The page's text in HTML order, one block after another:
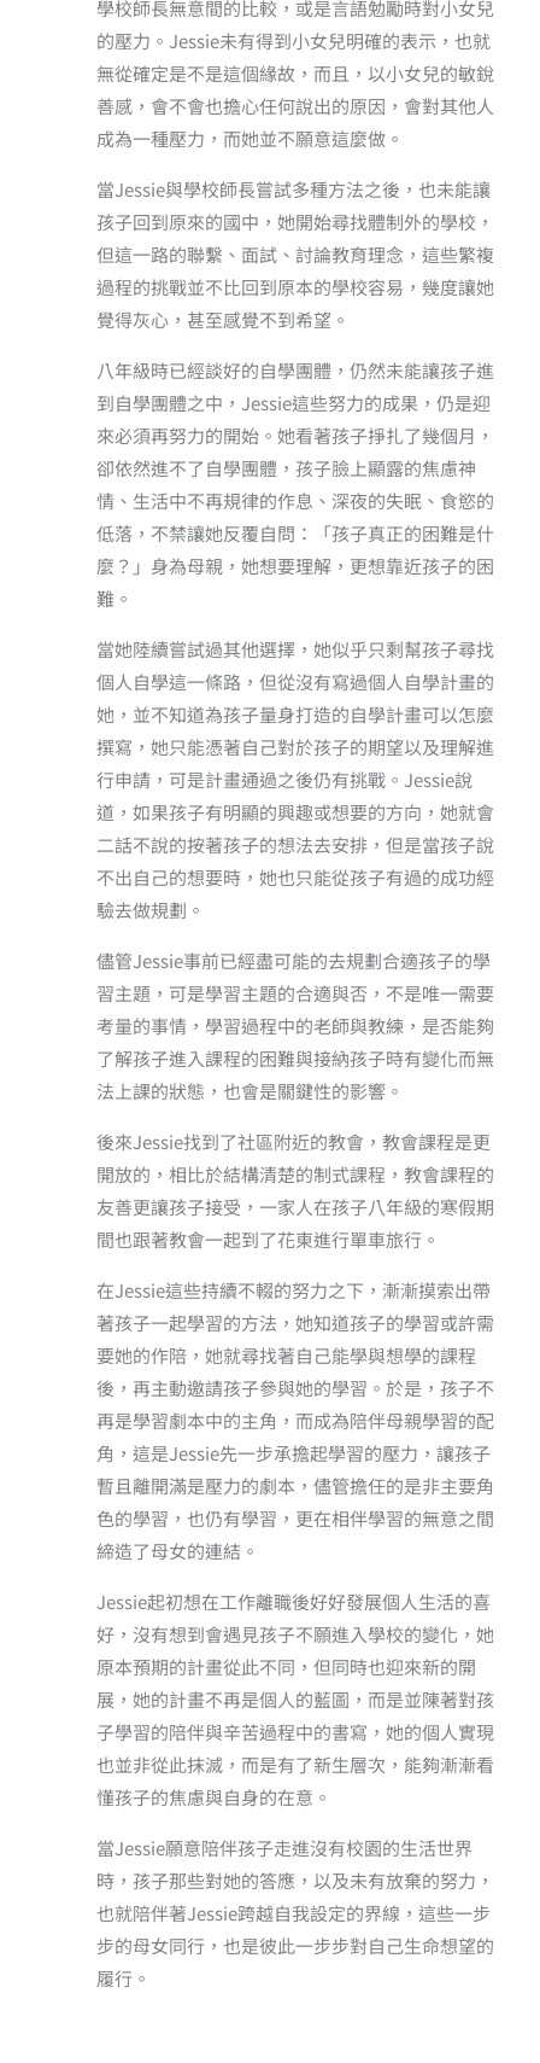
學校師長無意間的比較，或是言語勉勵時對小女兒
的壓力。Jessie未有得到小女兒明確的表示，也就
無從確定是不是這個緣故，而且，以小女兒的敏銳
善感，會不會也擔心任何說出的原因，會對其他人
成為一種壓力，而她並不願意這麼做。
當Jessie與學校師長嘗試多種方法之後，也未能讓
孩子回到原來的國中，她開始尋找體制外的學校，
但這一路的聯繫、面試、討論教育理念，這些繁複
過程的挑戰並不比回到原本的學校容易，幾度讓她
覺得灰心，甚至感覺不到希望。
八年級時已經談好的自學團體，仍然未能讓孩子進
到自學團體之中，Jessie這些努力的成果，仍是迎
來必須再努力的開始。她看著孩子掙扎了幾個月，
卻依然進不了自學團體，孩子臉上顯露的焦慮神
情、生活中不再規律的作息、深夜的失眠、食慾的
低落，不禁讓她反覆自問：「孩子真正的困難是什
麼？」身為母親，她想要理解，更想靠近孩子的困
難。
當她陸續嘗試過其他選擇，她似乎只剩幫孩子尋找
個人自學這一條路，但從沒有寫過個人自學計畫的
她，並不知道為孩子量身打造的自學計畫可以怎麼
撰寫，她只能憑著自己對於孩子的期望以及理解進
行申請，可是計畫通過之後仍有挑戰。Jessie說
道，如果孩子有明顯的興趣或想要的方向，她就會
二話不說的按著孩子的想法去安排，但是當孩子說
不出自己的想要時，她也只能從孩子有過的成功經
驗去做規劃。
儘管Jessie事前已經盡可能的去規劃合適孩子的學
習主題，可是學習主題的合適與否，不是唯一需要
考量的事情，學習過程中的老師與教練，是否能夠
了解孩子進入課程的困難與接納孩子時有變化而無
法上課的狀態，也會是關鍵性的影響。
後來Jessie找到了社區附近的教會，教會課程是更
開放的，相比於結構清楚的制式課程，教會課程的
友善更讓孩子接受，一家人在孩子八年級的寒假期
間也跟著教會一起到了花東進行單車旅行。
在Jessie這些持續不輟的努力之下，漸漸摸索出帶
著孩子一起學習的方法，她知道孩子的學習或許需
要她的作陪，她就尋找著自己能學與想學的課程
後，再主動邀請孩子參與她的學習。於是，孩子不
再是學習劇本中的主角，而成為陪伴母親學習的配
角，這是Jessie先一步承擔起學習的壓力，讓孩子
暫且離開滿是壓力的劇本，儘管擔任的是非主要角
色的學習，也仍有學習，更在相伴學習的無意之間
締造了母女的連結。
Jessie起初想在工作離職後好好發展個人生活的喜
好，沒有想到會遇見孩子不願進入學校的變化，她
原本預期的計畫從此不同，但同時也迎來新的開
展，她的計畫不再是個人的藍圖，而是並陳著對孩
子學習的陪伴與辛苦過程中的書寫，她的個人實現
也並非從此抹滅，而是有了新生層次，能夠漸漸看
懂孩子的焦慮與自身的在意。
當Jessie願意陪伴孩子走進沒有校園的生活世界
時，孩子那些對她的答應，以及未有放棄的努力，
也就陪伴著Jessie跨越自我設定的界線，這些一步
步的母女同行，也是彼此一步步對自己生命想望的
履行。